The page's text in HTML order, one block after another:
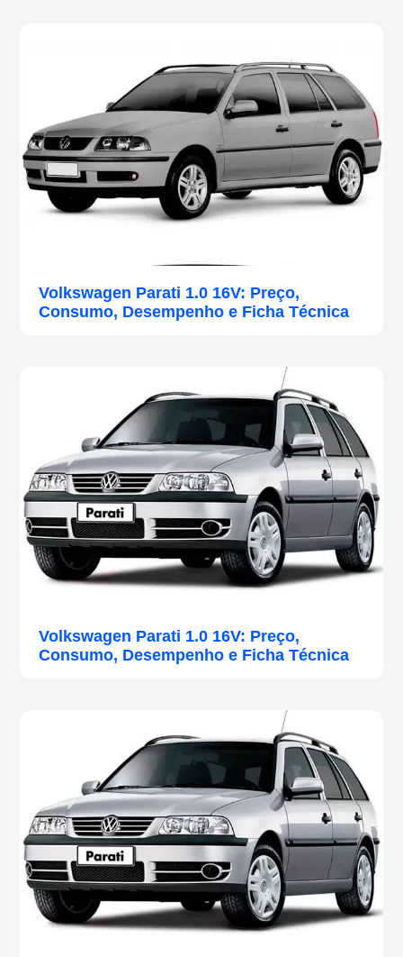
Volkswagen Parati 1.0 16V: Preço,
Consumo, Desempenho e Ficha Técnica
Volkswagen Parati 1.0 16V: Preço,
Consumo, Desempenho e Ficha Técnica